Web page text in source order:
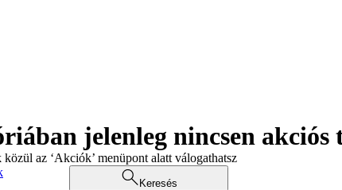
jelenleg nincsen akciós
az ‘Akciók’ menüpont alatt válogathatsz
Keresés